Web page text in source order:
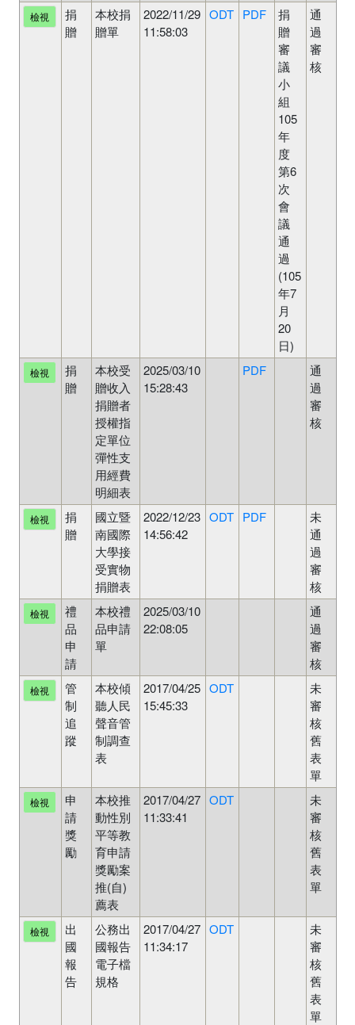
檢視
捐
贈
本校捐
贈單
2022/11/29
11:58:03
ODT PDF
捐
贈
審
議
小
組
105
年
度
第6
次
會
議
通
過
(105
年7
月
20
日)
通
過
審
核
檢視
捐
贈
本校受
贈收入
捐贈者
授權指
定單位
彈性支
用經費
明細表
2025/03/10
15:28:43
PDF
通
過
審
核
檢視
捐
贈
國立暨
南國際
大學接
受實物
捐贈表
2022/12/23
14:56:42
ODT PDF
未
通
過
審
核
檢視
禮
品
申
請
本校禮
品申請
單
2025/03/10
22:08:05
通
過
審
核
檢視
管
制
追
蹤
本校傾
聽人民
聲音管
制調查
表
2017/04/25
15:45:33
ODT
未
審
核
舊
表
單
檢視
申
請
獎
勵
本校推
動性別
平等教
育申請
獎勵案
推(自)
薦表
2017/04/27
11:33:41
ODT
未
審
核
舊
表
單
檢視
出
國
報
告
公務出
國報告
電子檔
規格
2017/04/27
11:34:17
ODT
未
審
核
舊
表
單